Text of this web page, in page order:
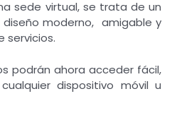
sede virtual, se trata de un
moderno, amigable y
servicios.
podrán ahora acceder fácil,
dispositivo móvil u